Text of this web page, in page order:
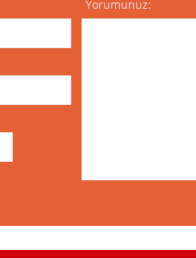
Yorumunuz: